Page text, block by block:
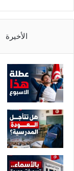
الأخيرة